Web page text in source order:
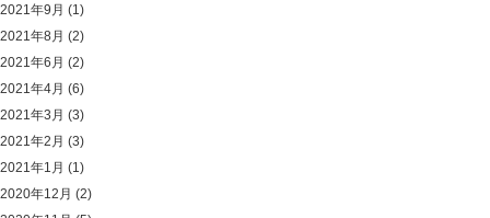
2021年9月 (1)
2021年8月 (2)
2021年6月 (2)
2021年4月 (6)
2021年3月 (3)
2021年2月 (3)
2021年1月 (1)
2020年12月 (2)